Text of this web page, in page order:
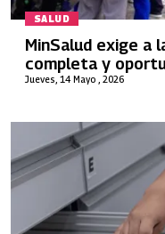
SALUD
Jueves, 14 Mayo , 2026
MinSalud exige a
completa y